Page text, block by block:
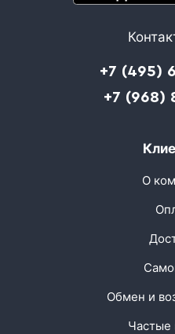
+7 (495)
+7 (968)
О
Обмен и
Частые